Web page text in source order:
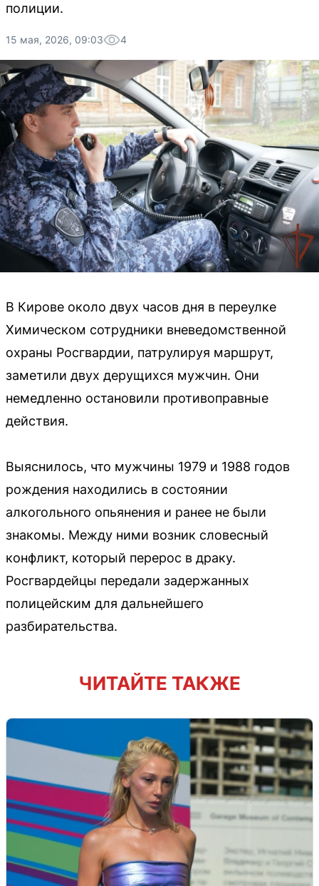
полиции.
15 мая, 2026, 09:03 4
В Кирове около двух часов дня в переулке
Химическом сотрудники вневедомственной
охраны Росгвардии, патрулируя маршрут,
заметили двух дерущихся мужчин. Они
немедленно остановили противоправные
действия.
Выяснилось, что мужчины 1979 и 1988 годов
рождения находились в состоянии
алкогольного опьянения и ранее не были
знакомы. Между ними возник словесный
конфликт, который перерос в драку.
Росгвардейцы передали задержанных
полицейским для дальнейшего
разбирательства.
ЧИТАЙТЕ ТАКЖЕ